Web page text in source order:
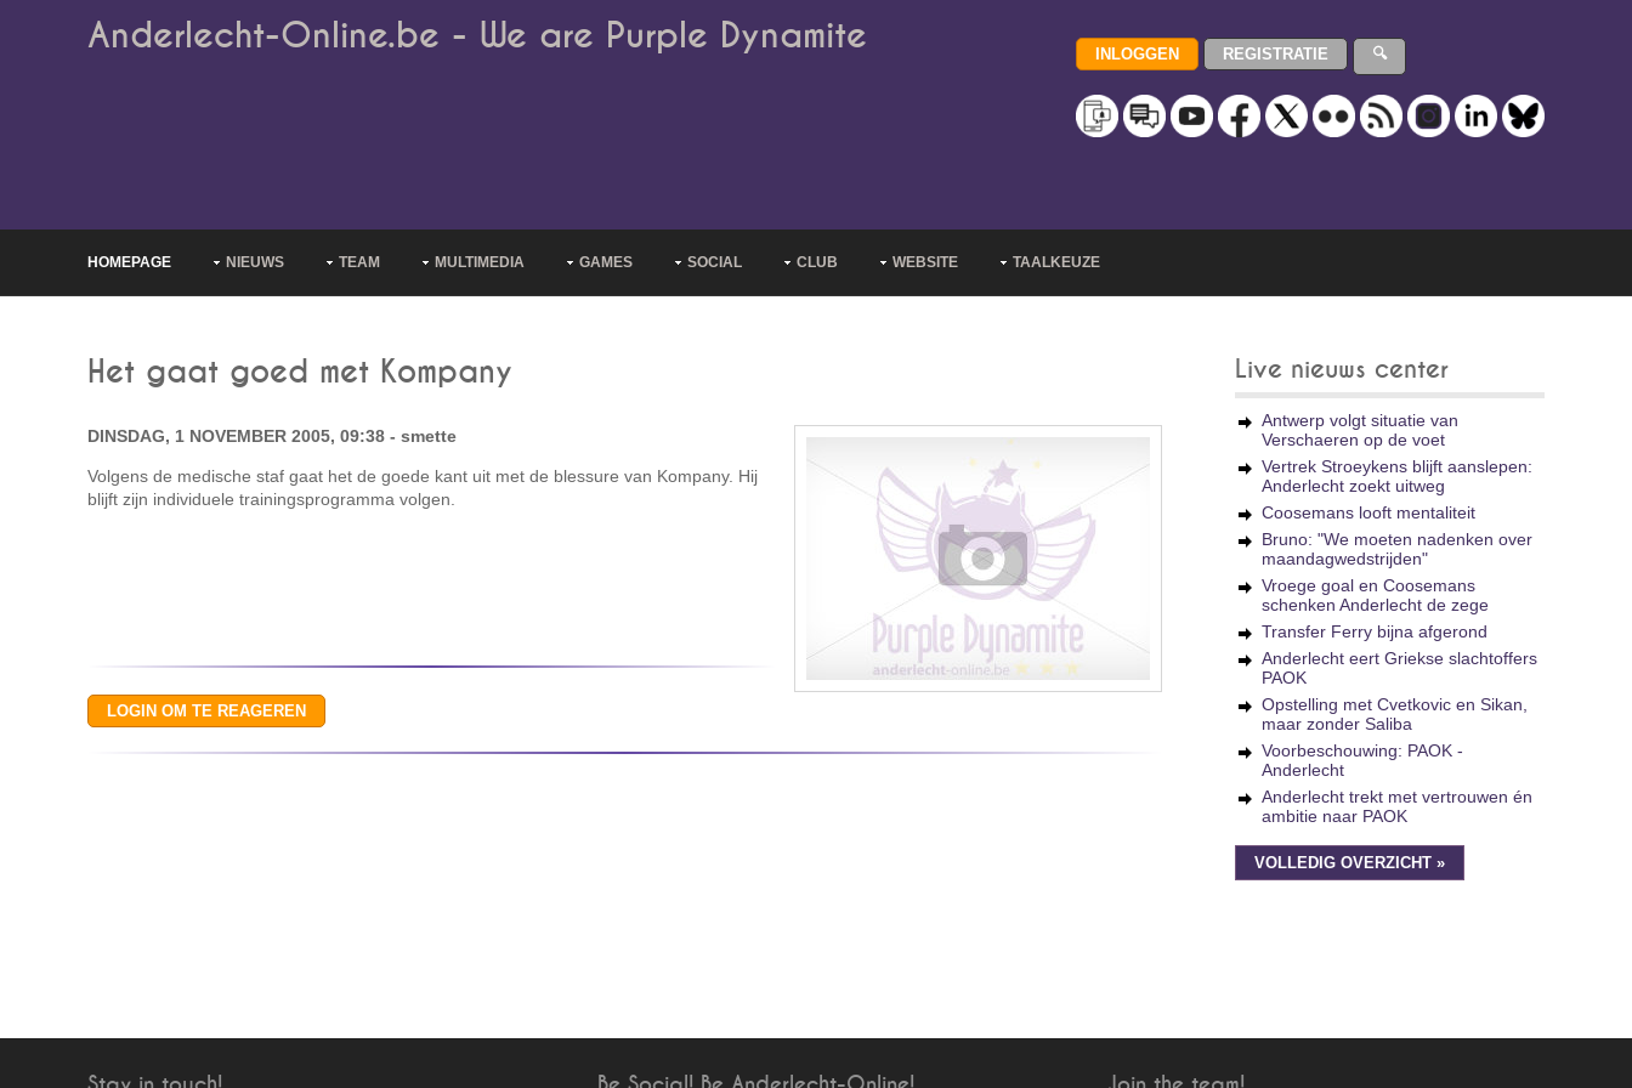
Anderlecht-Online.be - We are Purple Dynamite
HOMEPAGE NIEUWS TEAM MULTIMEDIA GAMES SOCIAL CLUB WEBSITE TAALKEUZE
Het gaat goed met Kompany
DINSDAG, 1 NOVEMBER 2005, 09:38 - smette
Volgens de medische staf gaat het de goede kant uit met de blessure van Kompany. Hij
blijft zijn individuele trainingsprogramma volgen.
Live nieuws center
Antwerp volgt situatie van
Verschaeren op de voet
Vertrek Stroeykens blijft aanslepen:
Anderlecht zoekt uitweg
Coosemans looft mentaliteit
Bruno: "We moeten nadenken over
maandagwedstrijden"
Vroege goal en Coosemans
schenken Anderlecht de zege
Transfer Ferry bijna afgerond
Anderlecht eert Griekse slachtoffers
PAOK
Opstelling met Cvetkovic en Sikan,
maar zonder Saliba
Voorbeschouwing: PAOK -
Anderlecht
Anderlecht trekt met vertrouwen én
ambitie naar PAOK
VOLLEDIG OVERZICHT »